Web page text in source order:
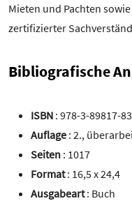
Mieten und Pachten
zertifizierter
Bibliografische
ISBN : 978-3-89817-
Auflage : 2.,
Seiten : 1017
Format: 16,5 x 24,4
Ausgabeart: Buch